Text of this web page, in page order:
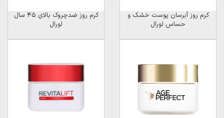
کرم روز آبرسان پوست خشک و
حساس لورال
کرم روز ضدچروک بالای ۴۵ سال
لورال